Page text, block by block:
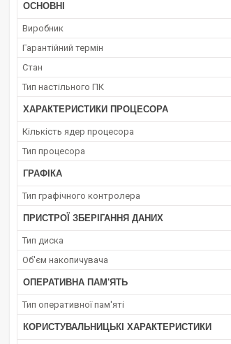
ОСНОВНІ
Виробник
Гарантійний термін
Стан
Тип настільного ПК
ХАРАКТЕРИСТИКИ ПРОЦЕСОРА
Кількість ядер процесора
Тип процесора
ГРАФІКА
Тип графічного контролера
ПРИСТРОЇ ЗБЕРІГАННЯ ДАНИХ
Тип диска
Об'єм накопичувача
ОПЕРАТИВНА ПАМ'ЯТЬ
Тип оперативної пам'яті
КОРИСТУВАЛЬНИЦЬКІ ХАРАКТЕРИСТИКИ